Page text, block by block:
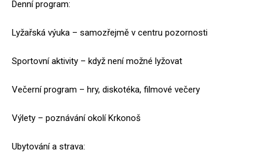
Denní program:
Lyžařská výuka – samozřejmě v centru pozornosti
Sportovní aktivity – když není možné lyžovat
Večerní program – hry, diskotéka, filmové večery
Výlety – poznávání okolí Krkonoš
Ubytování a strava: